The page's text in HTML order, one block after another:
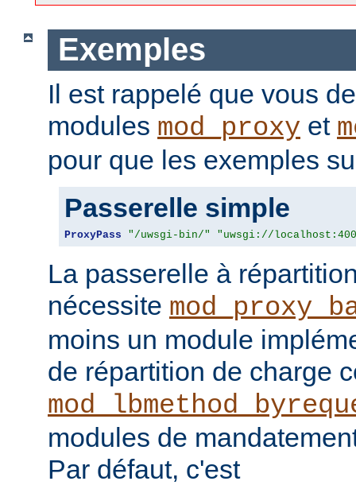
Exemples
Il est rappelé que vous
modules mod_proxy et
pour que les exemples
Passerelle simple
ProxyPass "/uwsgi-bin/" "uwsgi://
La passerelle à
nécessite
moins un module
de répartition de charge
modules de
Par défaut, c'est